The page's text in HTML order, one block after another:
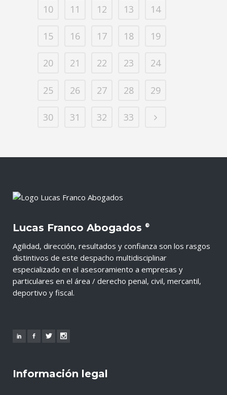
10 11 12 13 14
15 16 17 18 19
20 21 22 23 24
25 26 27 28 29
30 31 32 33
Lucas Franco Abogados ®
Agilidad, dirección, resultados y confianza son los rasgos
distintivos de este despacho multidisciplinar
especializado en el asesoramiento a empresas y
particulares en el área / derecho penal, civil, mercantil,
deportivo y fiscal.
Información legal